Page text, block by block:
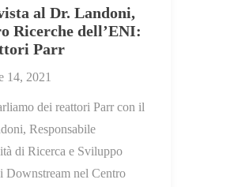
al Dr. Landoni,
Ricerche dell’ENI:
Parr
14, 2021
dei reattori Parr con il
Responsabile
di Ricerca e Sviluppo
Downstream nel Centro